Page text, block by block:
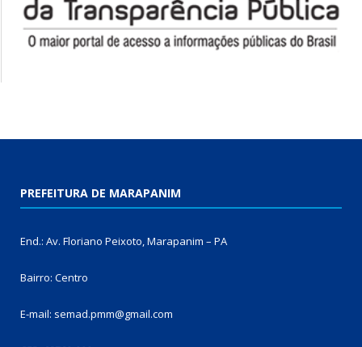
PREFEITURA DE MARAPANIM
End.: Av. Floriano Peixoto, Marapanim – PA
Bairro: Centro
E-mail: semad.pmm@gmail.com